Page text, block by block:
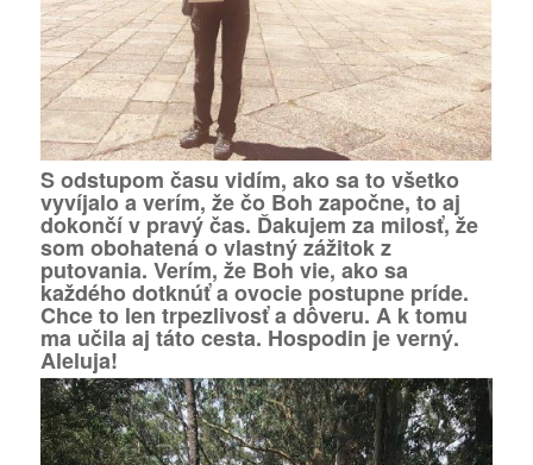
S odstupom času vidím, ako sa to všetko
vyvíjalo a verím, že čo Boh započne, to aj
dokončí v pravý čas. Ďakujem za milosť, že
som obohatená o vlastný zážitok z
putovania. Verím, že Boh vie, ako sa
každého dotknúť a ovocie postupne príde.
Chce to len trpezlivosť a dôveru. A k tomu
ma učila aj táto cesta. Hospodin je verný.
Aleluja!